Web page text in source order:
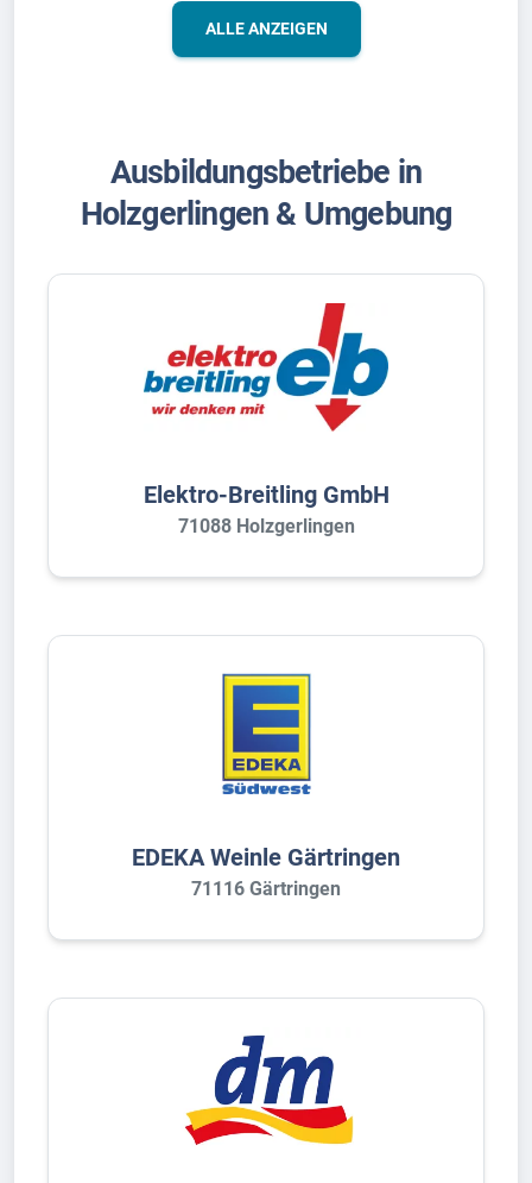
ALLE ANZEIGEN
Ausbildungsbetriebe in
Holzgerlingen & Umgebung
Elektro-Breitling GmbH
71088 Holzgerlingen
EDEKA Weinle Gärtringen
71116 Gärtringen